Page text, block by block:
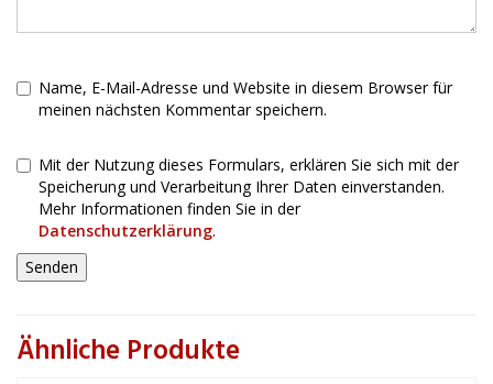
Name, E-Mail-Adresse und Website in diesem Browser für
meinen nächsten Kommentar speichern.
Mit der Nutzung dieses Formulars, erklären Sie sich mit der
Speicherung und Verarbeitung Ihrer Daten einverstanden.
Mehr Informationen finden Sie in der
Datenschutzerklärung.
Ähnliche Produkte